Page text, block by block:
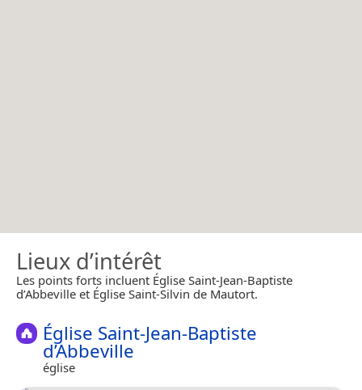
Lieux d’intérêt
Les points forts incluent Église Saint-Jean-Baptiste
d’Abbeville et Église Saint-Silvin de Mautort.
Église Saint-Jean-Baptiste
d’Abbeville
église